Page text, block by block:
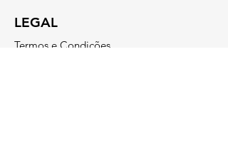
LEGAL
Termos e Condições